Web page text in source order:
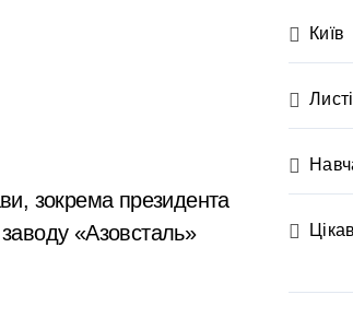
отримання до 40 тисяч гривень і
незаконну схему сурогатного
організаторів чекає судові розгляди
для постраждалих від війни
опалення: експертний огляд
через фейкового полковника СБУ
«Азовсталь»
Київ